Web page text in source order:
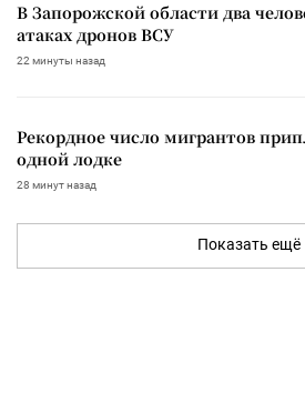
В Запорожской области два
атаках дронов ВСУ
22 минуты назад
Рекордное число мигрантов
одной лодке
28 минут назад
Показать ещё